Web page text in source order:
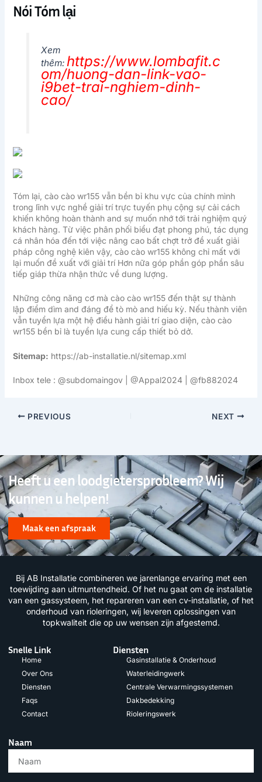
Nói Tóm lại
Xem
thêm: https://www.lombafit.c
om/huong-dan-link-vao-
i9bet-trai-nghiem-dinh-
cao/
Tóm lại, cào cào wr155 vẫn bền bỉ khu vực của chính mình
trong lĩnh vực nghề giải trí trực tuyến phụ cộng sự cải cách
khiến không hoàn thành and sự muốn nhớ tới trải nghiệm quý
khách hàng. Từ việc phân phối biểu đạt phong phú, tác dụng
cá nhân hóa đến tới việc nâng cao bất chợt trở đề xuất giải
pháp công nghệ kiên vậy, cào cào wr155 không chỉ mất với
lại muốn đề xuất với giải trí Hơn nữa góp phần góp phần sâu
tiếp giáp thừa nhận thức về dung lượng.
Những công năng cơ mà cào cào wr155 đến thật sự thành
lập điểm dìm and đáng để tò mò and hiếu kỳ. Nếu thành viên
vẫn tuyển lựa một hệ điều hành giải trí giao diện, cào cào
wr155 bền bỉ là tuyển lựa cung cấp thiết bỏ dở.
Sitemap: https://ab-installatie.nl/sitemap.xml
Inbox tele : @subdomaingov | @Appal2024 | @fb882024
PREVIOUS NEXT
Heeft u een loodgietersprobleem? Wij
kunnen u helpen!
Maak een afspraak
Bij AB Installatie combineren we jarenlange ervaring met een
toewijding aan uitmuntendheid. Of het nu gaat om de installatie
van een gassysteem, het repareren van een cv-installatie, of het
onderhoud van rioleringen, wij leveren oplossingen van
topkwaliteit die op uw wensen zijn afgestemd.
Snelle Link
Home
Over Ons
Diensten
Faqs
Contact
Diensten
Gasinstallatie & Onderhoud
Waterleidingwerk
Centrale Verwarmingssystemen
Dakbedekking
Rioleringswerk
Naam